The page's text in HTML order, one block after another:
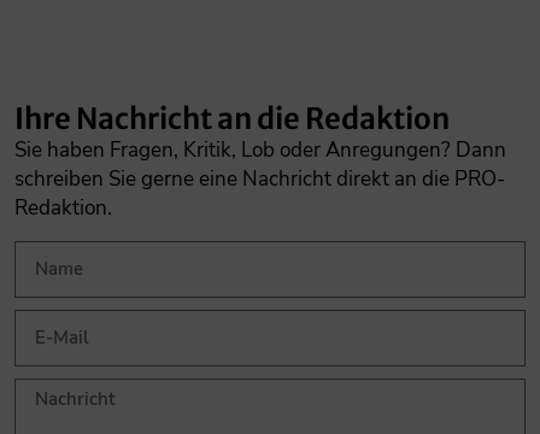
Ihre Nachricht an die Redaktion
Sie haben Fragen, Kritik, Lob oder Anregungen? Dann
schreiben Sie gerne eine Nachricht direkt an die PRO-
Redaktion.